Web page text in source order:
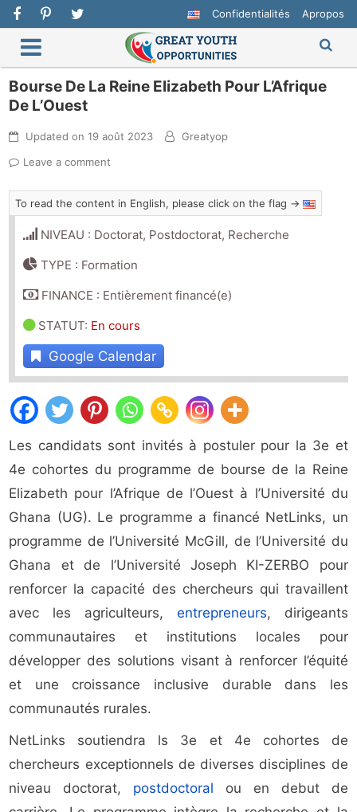
Confidentialités Apropos
Bourse De La Reine Elizabeth Pour L’Afrique
De L’Ouest
Updated on19 août 2023
Greatyop
Leave a comment
To read the content in English, please click on the flag →
NIVEAU : Doctorat, Postdoctorat, Recherche
TYPE : Formation
FINANCE : Entièrement financé(e)
STATUT: En cours
Google Calendar
Les candidats sont invités à postuler pour la 3e et
4e cohortes du programme de bourse de la Reine
Elizabeth pour l’Afrique de l’Ouest à l’Université du
Ghana (UG). Le programme a financé NetLinks, un
programme de l’Université McGill, de l’Université du
Ghana et de l’Université Joseph KI-ZERBO pour
renforcer la capacité des chercheurs qui travaillent
avec les agriculteurs, entrepreneurs, dirigeants
communautaires et institutions locales pour
développer des solutions visant à renforcer l’équité
et une croissance inclusive durable dans les
communautés rurales.
NetLinks soutiendra ls 3e et 4e cohortes de
chercheurs exceptionnels de diverses disciplines de
niveau doctorat, postdoctoral ou en debut de